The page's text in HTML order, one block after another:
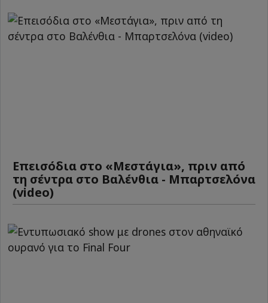
Επεισόδια στο «Μεστάγια», πριν από
τη σέντρα στο Βαλένθια - Μπαρτσελόνα
(video)